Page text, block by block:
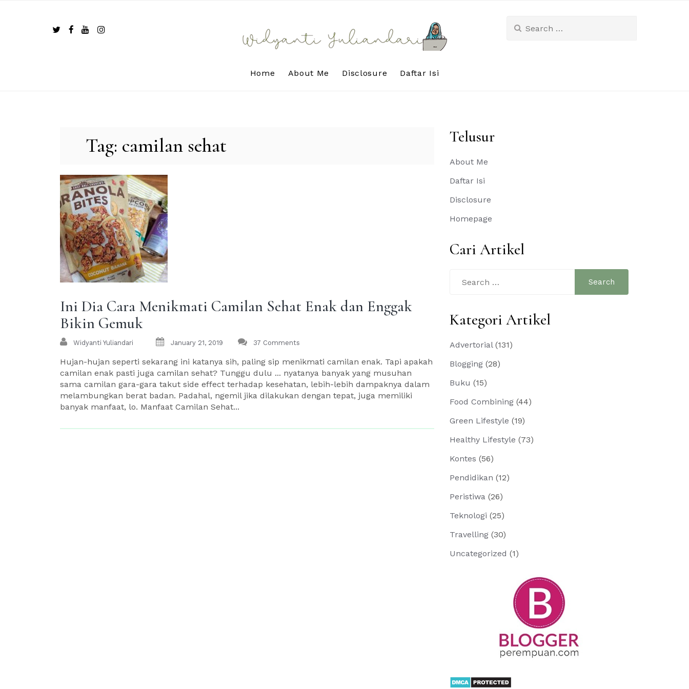
for:
Home About Me Disclosure Daftar Isi
Tag: camilan sehat
Ini Dia Cara Menikmati Camilan Sehat Enak dan Enggak
Bikin Gemuk
Widyanti Yuliandari January 21, 2019 37 Comments
Hujan-hujan seperti sekarang ini katanya sih, paling sip menikmati camilan enak. Tapi apakah
camilan enak pasti juga camilan sehat? Tunggu dulu ... nyatanya banyak yang musuhan
sama camilan gara-gara takut side effect terhadap kesehatan, lebih-lebih dampaknya dalam
melambungkan berat badan. Padahal, ngemil jika dilakukan dengan tepat, juga memiliki
banyak manfaat, lo. Manfaat Camilan Sehat...
Telusur
About Me
Daftar Isi
Disclosure
Homepage
Cari Artikel
for:
Kategori Artikel
Advertorial(131)
Blogging (28)
Buku (15)
Food Combining (44)
Green Lifestyle (19)
Healthy Lifestyle (73)
Kontes (56)
Pendidikan (12)
Peristiwa (26)
Teknologi (25)
Travelling (30)
Uncategorized (1)